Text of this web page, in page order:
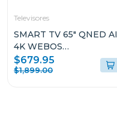
Televisores
SMART TV 65" QNED AI
4K WEBOS
65QNED82ASG
$679.95
$1,899.00